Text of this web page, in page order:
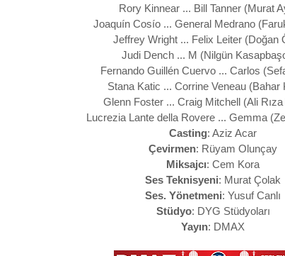
Rory Kinnear ... Bill Tanner (Murat
Joaquín Cosío ... General Medrano
Jeffrey Wright ... Felix Leiter (Doğan
Judi Dench ... M (Nilgün
Fernando Guillén Cuervo ... Carlos
Stana Katic ... Corrine Veneau (Bahar
Glenn Foster ... Craig Mitchell (Ali
Lucrezia Lante della Rovere ... Gemma
Casting: Aziz Acar
Çevirmen: Rüyam Olunçay
Miksajcı: Cem Kora
Ses Teknisyeni: Murat Çolak
Ses. Yönetmeni: Yusuf Canlı
Stüdyo: DYG Stüdyoları
Yayın: DMAX